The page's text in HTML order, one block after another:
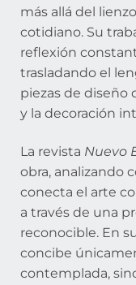
más allá del
cotidiano. Su
reflexión
trasladando el
piezas de diseño
y la decoración
La revista Nuevo
obra, analizando
conecta el arte
a través de una
reconocible. En
concibe
contemplada,